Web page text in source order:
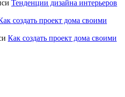
Тенденции дизайна интерьеров
создать проект дома своими
Как создать проект дома своими